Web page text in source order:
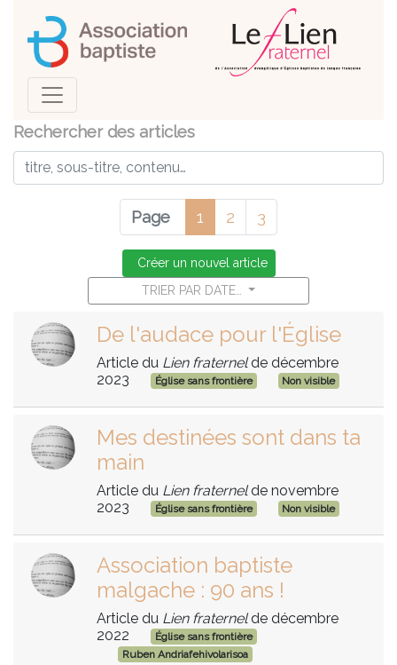
Rechercher des articles
Page 1 2 3
Créer un nouvel article
TRIER PAR DATE…
De l'audace pour l'Église
Article du Lien fraternelde décembre
2023
Église sans frontière Non visible
Mes destinées sont dans ta
main
Article du Lien fraternelde novembre
2023
Église sans frontière Non visible
Association baptiste
malgache : 90 ans !
Article du Lien fraternelde décembre
2022
Église sans frontière
Ruben Andriafehivolarisoa